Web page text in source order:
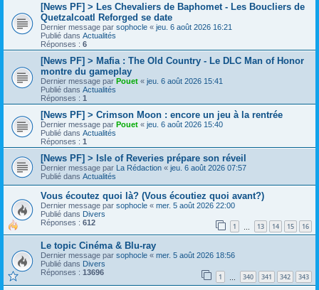
[News PF] > Les Chevaliers de Baphomet - Les Boucliers de
Quetzalcoatl Reforged se date
Dernier message par sophocle « jeu. 6 août 2026 16:21
Publié dans Actualités
Réponses : 6
[News PF] > Mafia : The Old Country - Le DLC Man of Honor
montre du gameplay
Dernier message par Pouet « jeu. 6 août 2026 15:41
Publié dans Actualités
Réponses : 1
[News PF] > Crimson Moon : encore un jeu à la rentrée
Dernier message par Pouet « jeu. 6 août 2026 15:40
Publié dans Actualités
Réponses : 1
[News PF] > Isle of Reveries prépare son réveil
Dernier message par La Rédaction « jeu. 6 août 2026 07:57
Publié dans Actualités
Vous écoutez quoi là? (Vous écoutiez quoi avant?)
Dernier message par sophocle « mer. 5 août 2026 22:00
Publié dans Divers
Réponses : 612 1 13 14 15 16
Le topic Cinéma & Blu-ray
Dernier message par sophocle « mer. 5 août 2026 18:56
Publié dans Divers
Réponses : 13696 1 340 341 342 343